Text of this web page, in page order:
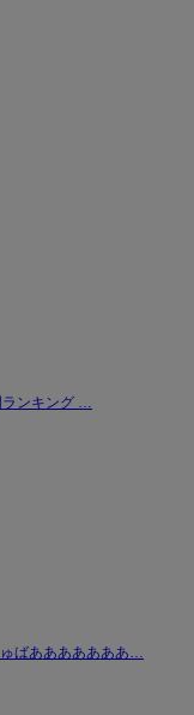
ランキング …
ゅばあああああああ…